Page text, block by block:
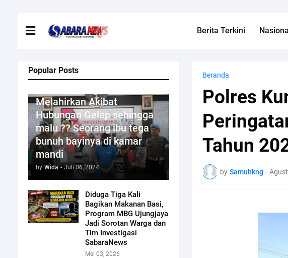
Berita Terkini
Popular Posts
Melahirkan Akibat
Hubungan Gelap sehingga
malu ?? Seorang ibu tega
bunuh bayinya di kamar
mandi
by Wida - Juli 06, 2024
Diduga Tiga Kali
Bagikan Makanan Basi,
Program MBG Ujungjaya
Jadi Sorotan Warga dan
Tim Investigasi
SabaraNews
Mei 03, 2026
Beranda
Polres
Tahun
by Samuhkng -